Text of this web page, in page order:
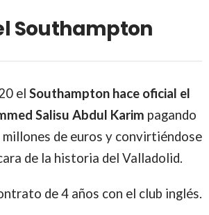
Southampton
el Southampton hace oficial el
Salisu Abdul Karim pagando
millones de euros y convirtiéndose
de la historia del Valladolid.
de 4 años con el club inglés.